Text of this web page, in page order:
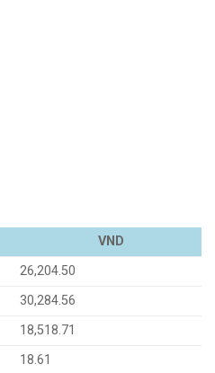
VND
26,204.50
30,284.56
18,518.71
18.61